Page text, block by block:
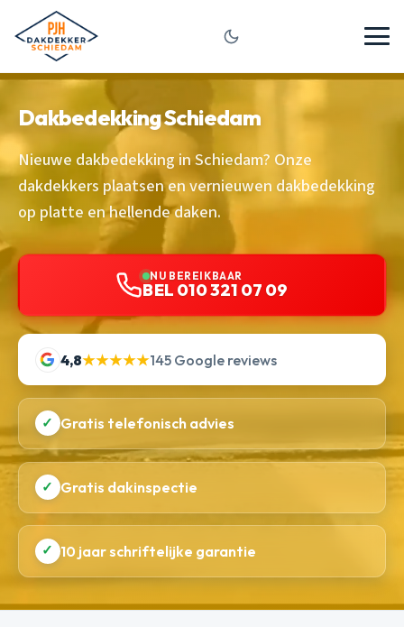
Dakbedekking Schiedam
Nieuwe dakbedekking in Schiedam? Onze
dakdekkers plaatsen en vernieuwen dakbedekking
op platte en hellende daken.
NU BEREIKBAAR
BEL 010 321 07 09
4,8★★★★★145 Google reviews
✓ Gratis telefonisch advies
✓ Gratis dakinspectie
✓ 10 jaar schriftelijke garantie